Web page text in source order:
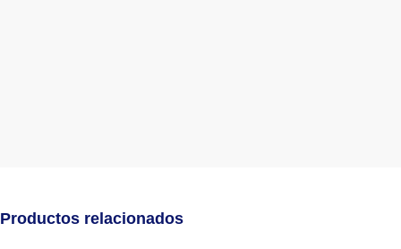
Productos relacionados